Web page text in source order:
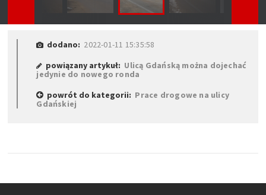
dodano: 2022-01-11 15:35:58
powiązany artykuł: Ulicą Gdańską można dojechać
jedynie do nowego ronda
powrót do kategorii: Prace drogowe na ulicy
Gdańskiej